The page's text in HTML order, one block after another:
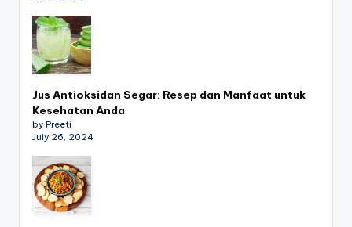
Jus Antioksidan Segar: Resep dan Manfaat untuk
Kesehatan Anda
by Preeti
July 26, 2024